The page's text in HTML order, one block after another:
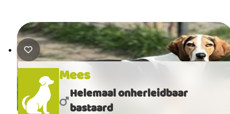
Mees
Helemaal onherleidbaar
bastaard